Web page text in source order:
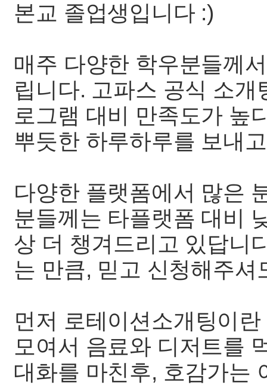
본교 졸업생입니다 :)
매주 다양한 학우분들께
립니다. 고파스 공식 소
로그램 대비 만족도가 높
뿌듯한 하루하루를 보내
다양한 플랫폼에서 많은
분들께는 타플랫폼 대비
상 더 챙겨드리고 있답니
는 만큼, 믿고 신청해주셔
먼저 로테이션소개팅이
모여서 음료와 디저트를
대화를 마친후, 호감가는